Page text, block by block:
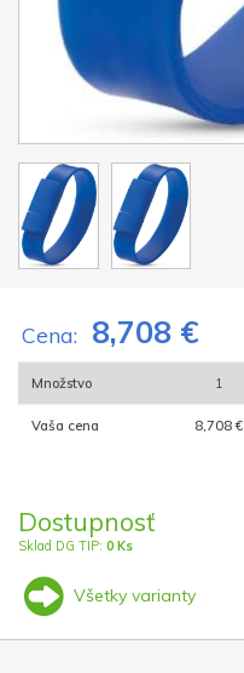
Cena: 8,708 €
Množstvo 1
Vaša cena 8,708 €
Dostupnosť
Sklad DG TIP: 0 Ks
Všetky varianty